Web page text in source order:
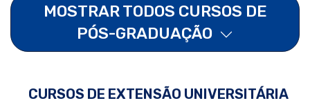
MOSTRAR TODOS CURSOS DE
PÓS-GRADUAÇÃO
CURSOS DE EXTENSÃO UNIVERSITÁRIA